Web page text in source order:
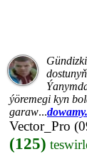
ýöremegi kyn
garaw...
Vector_Pro
(125)